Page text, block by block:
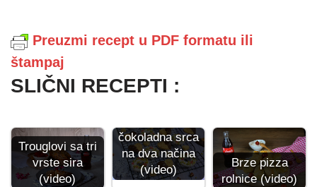
Preuzmi recept u PDF formatu ili
štampaj
SLIČNI RECEPTI :
Trouglovi sa tri
vrste sira
(video)
čokoladna srca
na dva načina
(video)
Brze pizza
rolnice (video)